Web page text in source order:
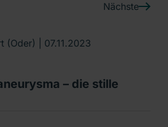
Nächste
(Oder) | 07.11.2023
– die stille